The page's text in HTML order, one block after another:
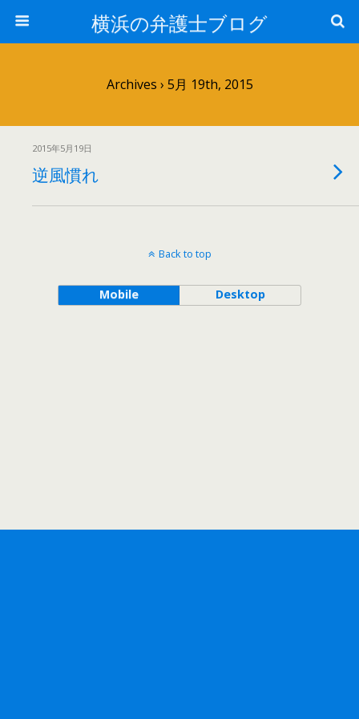
横浜の弁護士ブログ
Archives › 5月 19th, 2015
2015年5月19日
逆風慣れ
Back to top
Mobile Desktop